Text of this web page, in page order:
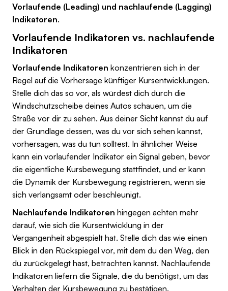
Vorlaufende (Leading) und nachlaufende (Lagging)
Indikatoren.
Vorlaufende Indikatoren vs. nachlaufende
Indikatoren
Vorlaufende Indikatoren konzentrieren sich in der
Regel auf die Vorhersage künftiger Kursentwicklungen.
Stelle dich das so vor, als würdest dich durch die
Windschutzscheibe deines Autos schauen, um die
Straße vor dir zu sehen. Aus deiner Sicht kannst du auf
der Grundlage dessen, was du vor sich sehen kannst,
vorhersagen, was du tun solltest. In ähnlicher Weise
kann ein vorlaufender Indikator ein Signal geben, bevor
die eigentliche Kursbewegung stattfindet, und er kann
die Dynamik der Kursbewegung registrieren, wenn sie
sich verlangsamt oder beschleunigt.
Nachlaufende Indikatoren hingegen achten mehr
darauf, wie sich die Kursentwicklung in der
Vergangenheit abgespielt hat. Stelle dich das wie einen
Blick in den Rückspiegel vor, mit dem du den Weg, den
du zurückgelegt hast, betrachten kannst. Nachlaufende
Indikatoren liefern die Signale, die du benötigst, um das
Verhalten der Kursbewegung zu bestätigen.